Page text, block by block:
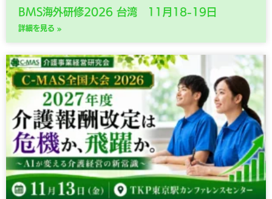
BMS海外研修2026 台湾 11月18-19日
詳細を見る »